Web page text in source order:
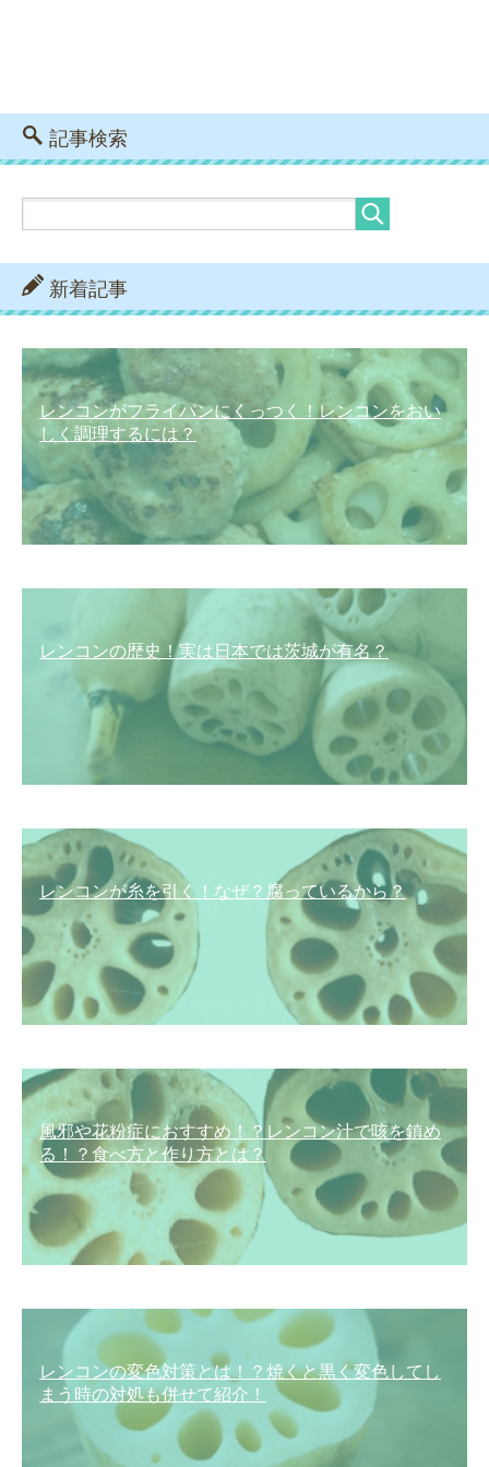
記事検索
新着記事
レンコンがフライパンにくっつく！レンコンをおい
しく調理するには？
レンコンの歴史！実は日本では茨城が有名？
レンコンが糸を引く！なぜ？腐っているから？
風邪や花粉症におすすめ！？レンコン汁で咳を鎮め
る！？食べ方と作り方とは？
レンコンの変色対策とは！？焼くと黒く変色してし
まう時の対処も併せて紹介！